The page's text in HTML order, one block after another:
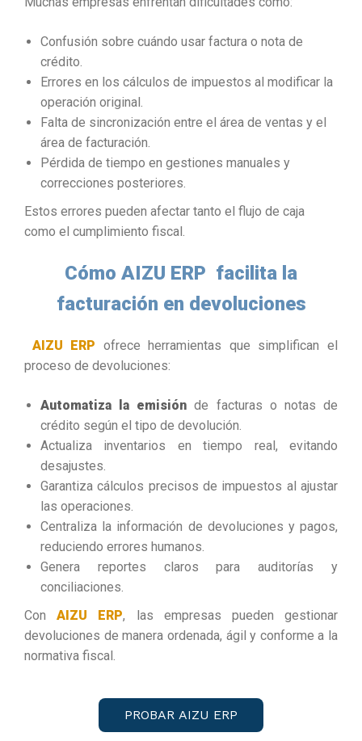
Confusión sobre cuándo usar factura o nota de
crédito.
Errores en los cálculos de impuestos al modificar la
operación original.
Falta de sincronización entre el área de ventas y el
área de facturación.
Pérdida de tiempo en gestiones manuales y
correcciones posteriores.
Estos errores pueden afectar tanto el flujo de caja
como el cumplimiento fiscal.
Cómo AIZU ERP facilita la
facturación en devoluciones
AIZU ERP ofrece herramientas que simplifican el
proceso de devoluciones:
Automatiza la emisión de facturas o notas de
crédito según el tipo de devolución.
Actualiza inventarios en tiempo real, evitando
desajustes.
Garantiza cálculos precisos de impuestos al ajustar
las operaciones.
Centraliza la información de devoluciones y pagos,
reduciendo errores humanos.
Genera reportes claros para auditorías y
conciliaciones.
ConAIZU ERP, las empresas pueden gestionar
devoluciones de manera ordenada, ágil y conforme a la
normativa fiscal.
PROBAR AIZU ERP